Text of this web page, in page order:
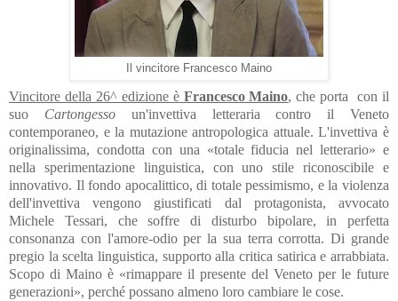
Il vincitore Francesco Maino
Vincitore della 26^ edizione èFrancesco Maino, che porta con il
suo Cartongessoun'invettiva letteraria contro il Veneto
contemporaneo, e la mutazione antropologica attuale. L'invettiva è
originalissima, condotta con una «totale fiducia nel letterario» e
nella sperimentazione linguistica, con uno stile riconoscibile e
innovativo. Il fondo apocalittico, di totale pessimismo, e la violenza
dell'invettiva vengono giustificati dal protagonista, avvocato
Michele Tessari, che soffre di disturbo bipolare, in perfetta
consonanza con l'amore-odio per la sua terra corrotta. Di grande
pregio la scelta linguistica, supporto alla critica satirica e arrabbiata.
Scopo di Maino è «rimappare il presente del Veneto per le future
generazioni», perché possano almeno loro cambiare le cose.